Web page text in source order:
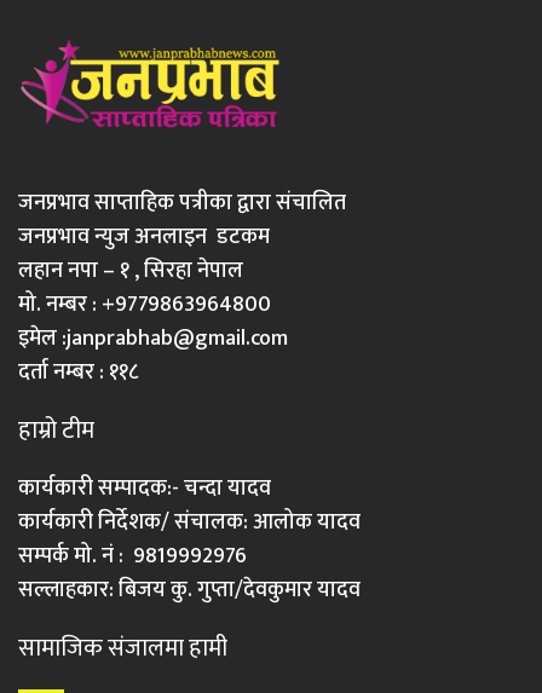
जनप्रभाव साप्ताहिक पत्रीका द्वारा संचालित
जनप्रभाव न्युज अनलाइन डटकम
लहान नपा – १ , सिरहा नेपाल
मो. नम्बर : +9779863964800
इमेल :janprabhab@gmail.com
दर्ता नम्बर : ११८
हाम्रो टीम
कार्यकारी सम्पादक:- चन्दा यादव
कार्यकारी निर्देशक/ संचालक: आलोक यादव
सम्पर्क मो. नं : 9819992976
सल्लाहकार: बिजय कु. गुप्ता/देवकुमार यादव
सामाजिक संजालमा हामी